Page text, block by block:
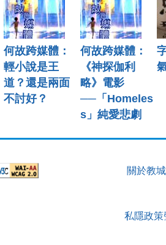
何故跨媒體：
輕小說是王
道？還是兩面
不討好？
何故跨媒體：
《神探伽利
略》電影
──「Homeles
s」純愛悲劇
關於教城
私隱政策